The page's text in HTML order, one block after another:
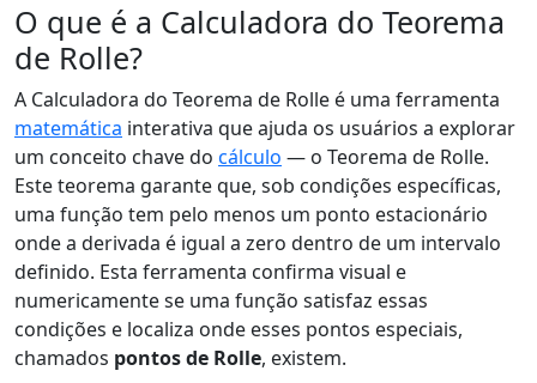
O que é a Calculadora do Teorema
de Rolle?
A Calculadora do Teorema de Rolle é uma ferramenta
matemática interativa que ajuda os usuários a explorar
um conceito chave do cálculo — o Teorema de Rolle.
Este teorema garante que, sob condições específicas,
uma função tem pelo menos um ponto estacionário
onde a derivada é igual a zero dentro de um intervalo
definido. Esta ferramenta confirma visual e
numericamente se uma função satisfaz essas
condições e localiza onde esses pontos especiais,
chamados pontos de Rolle, existem.